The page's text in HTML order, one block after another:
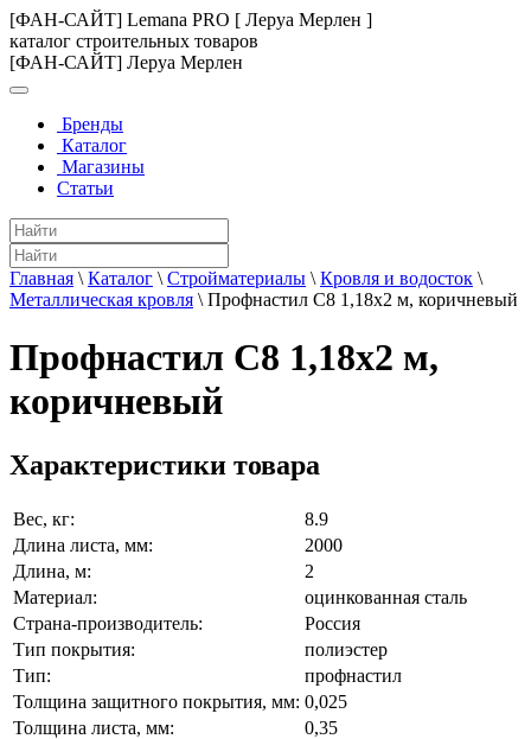
[ФАН-САЙТ] Lemana PRO [ Леруа Мерлен ]
каталог строительных товаров
[ФАН-САЙТ] Леруа Мерлен
Бренды
Каталог
Магазины
Статьи
Главная \ Каталог \ Стройматериалы \ Кровля и водосток \
Металлическая кровля \ Профнастил С8 1,18x2 м, коричневый
Профнастил С8 1,18x2 м,
коричневый
Характеристики товара
Вес, кг:
8.9
Длина листа, мм:
2000
Длина, м:
2
Материал:
оцинкованная сталь
Страна-производитель:
Россия
Тип покрытия:
полиэстер
Тип:
профнастил
Толщина защитного покрытия, мм: 0,025
Толщина листа, мм:
0,35